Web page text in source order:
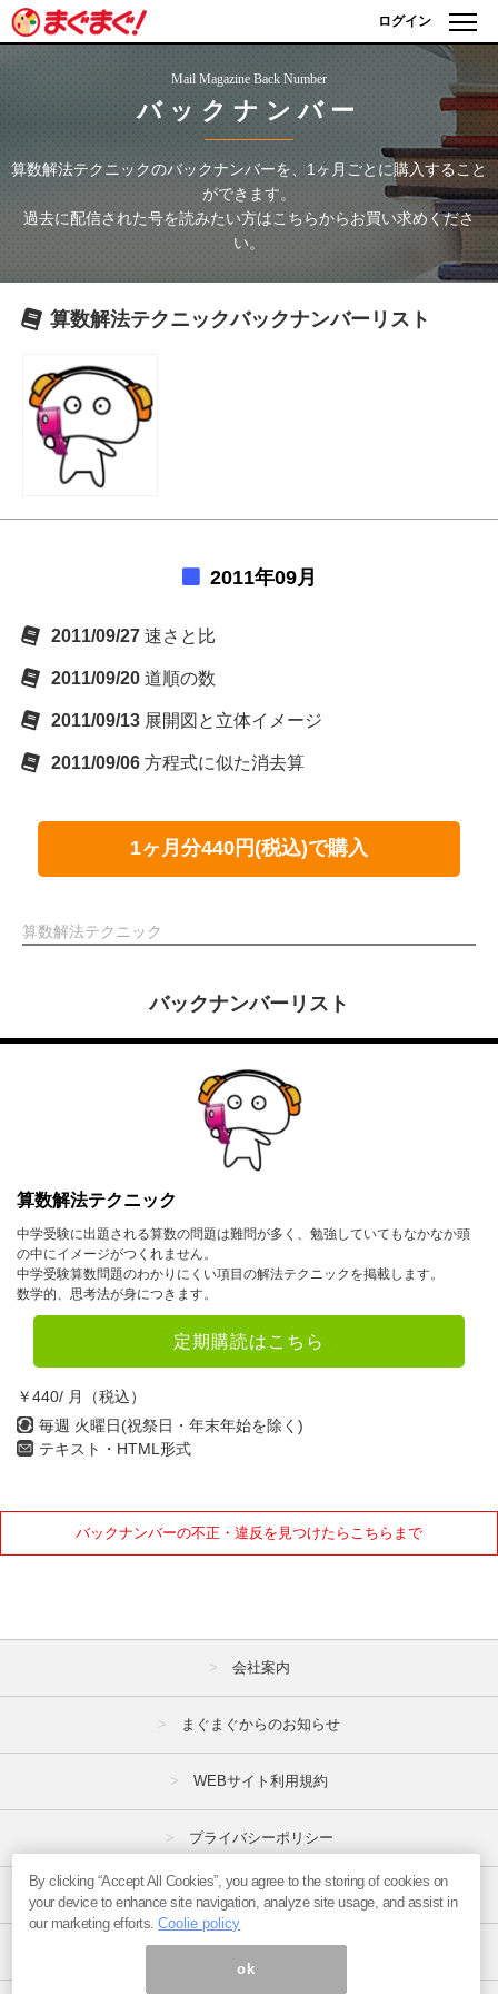
ログイン
Mail Magazine Back Number
バックナンバー
算数解法テクニックのバックナンバーを、1ヶ月ごとに購入すること
ができます。
過去に配信された号を読みたい方はこちらからお買い求めくださ
い。
算数解法テクニックバックナンバーリスト
2011年09月
2011/09/27 速さと比
2011/09/20 道順の数
2011/09/13 展開図と立体イメージ
2011/09/06 方程式に似た消去算
1ヶ月分440円(税込)で購入
算数解法テクニック
バックナンバーリスト
算数解法テクニック
中学受験に出題される算数の問題は難問が多く、勉強していてもなかなか頭
の中にイメージがつくれません。
中学受験算数問題のわかりにくい項目の解法テクニックを掲載します。
数学的、思考法が身につきます。
定期購読はこちら
￥440/ 月（税込）
毎週 火曜日(祝祭日・年末年始を除く)
テキスト・HTML形式
バックナンバーの不正・違反を見つけたらこちらまで
会社案内
まぐまぐからのお知らせ
WEBサイト利用規約
プライバシーポリシー
特定商取引法
By clicking “Accept All Cookies”, you agree to the storing of cookies on
your device to enhance site navigation, analyze site usage, and assist in
our marketing efforts.Coolie policy
ok